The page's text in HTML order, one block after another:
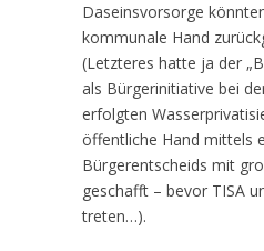
Daseinsvorsorge
kommunale Hand
(Letzteres hatte ja der
als Bürgerinitiative bei
erfolgten
öffentliche Hand mittels
Bürgerentscheids mit
geschafft – bevor TISA
treten…).